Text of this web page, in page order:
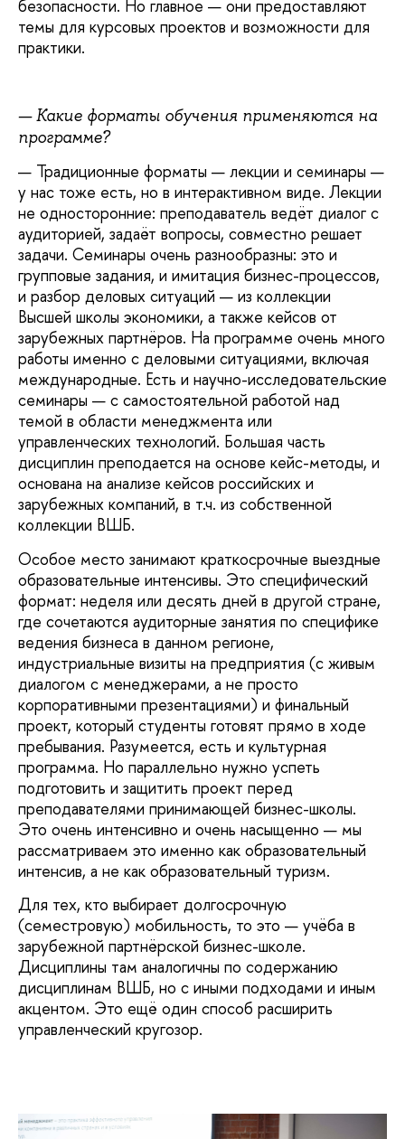
безопасности. Но главное — они предоставляют
темы для курсовых проектов и возможности для
практики.
— Какие форматы обучения применяются на
программе?
— Традиционные форматы — лекции и семинары —
у нас тоже есть, но в интерактивном виде. Лекции
не односторонние: преподаватель ведёт диалог с
аудиторией, задаёт вопросы, совместно решает
задачи. Семинары очень разнообразны: это и
групповые задания, и имитация бизнес-процессов,
и разбор деловых ситуаций — из коллекции
Высшей школы экономики, а также кейсов от
зарубежных партнёров. На программе очень много
работы именно с деловыми ситуациями, включая
международные. Есть и научно-исследовательские
семинары — с самостоятельной работой над
темой в области менеджмента или
управленческих технологий. Большая часть
дисциплин преподается на основе кейс-методы, и
основана на анализе кейсов российских и
зарубежных компаний, в т.ч. из собственной
коллекции ВШБ.
Особое место занимают краткосрочные выездные
образовательные интенсивы. Это специфический
формат: неделя или десять дней в другой стране,
где сочетаются аудиторные занятия по специфике
ведения бизнеса в данном регионе,
индустриальные визиты на предприятия (с живым
диалогом с менеджерами, а не просто
корпоративными презентациями) и финальный
проект, который студенты готовят прямо в ходе
пребывания. Разумеется, есть и культурная
программа. Но параллельно нужно успеть
подготовить и защитить проект перед
преподавателями принимающей бизнес-школы.
Это очень интенсивно и очень насыщенно — мы
рассматриваем это именно как образовательный
интенсив, а не как образовательный туризм.
Для тех, кто выбирает долгосрочную
(семестровую) мобильность, то это — учёба в
зарубежной партнёрской бизнес-школе.
Дисциплины там аналогичны по содержанию
дисциплинам ВШБ, но с иными подходами и иным
акцентом. Это ещё один способ расширить
управленческий кругозор.